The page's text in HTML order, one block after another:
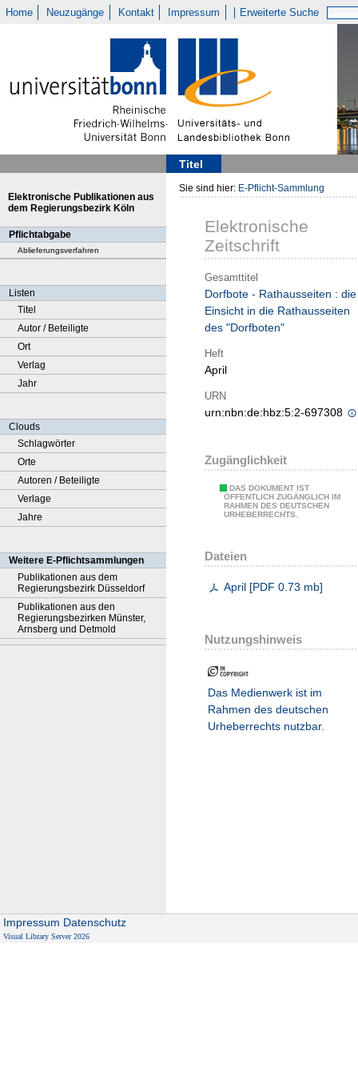
Home Neuzugänge Kontakt Impressum Erweiterte Suche
Titel
Elektronische Publikationen aus
dem Regierungsbezirk Köln
Pflichtabgabe
Ablieferungsverfahren
Listen
Titel
Autor / Beteiligte
Ort
Verlag
Jahr
Clouds
Schlagwörter
Orte
Autoren / Beteiligte
Verlage
Jahre
Weitere E-Pflichtsammlungen
Publikationen aus dem
Regierungsbezirk Düsseldorf
Publikationen aus den
Regierungsbezirken Münster,
Arnsberg und Detmold
Sie sind hier: E-Pflicht-Sammlung
Elektronische
Zeitschrift
Gesamttitel
Dorfbote - Rathausseiten : die
Einsicht in die Rathausseiten
des "Dorfboten"
Heft
April
URN
urn:nbn:de:hbz:5:2-697308
Zugänglichkeit
DAS DOKUMENT IST
ÖFFENTLICH ZUGÄNGLICH IM
RAHMEN DES DEUTSCHEN
URHEBERRECHTS.
Dateien
April [PDF 0.73 mb]
Nutzungshinweis
Das Medienwerk ist im
Rahmen des deutschen
Urheberrechts nutzbar.
Impressum Datenschutz
Visual Library Server 2026